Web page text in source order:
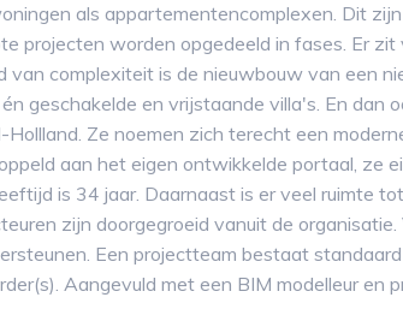
als appartementencomplexen. Dit
projecten worden opgedeeld in fases. Er
van complexiteit is de nieuwbouw van een
geschakelde en vrijstaande villa's. En dan
Ze noemen zich terecht een
aan het eigen ontwikkelde portaal, ze
is 34 jaar. Daarnaast is er veel ruimte
zijn doorgegroeid vanuit de
Een projectteam bestaat
Aangevuld met een BIM modelleur en